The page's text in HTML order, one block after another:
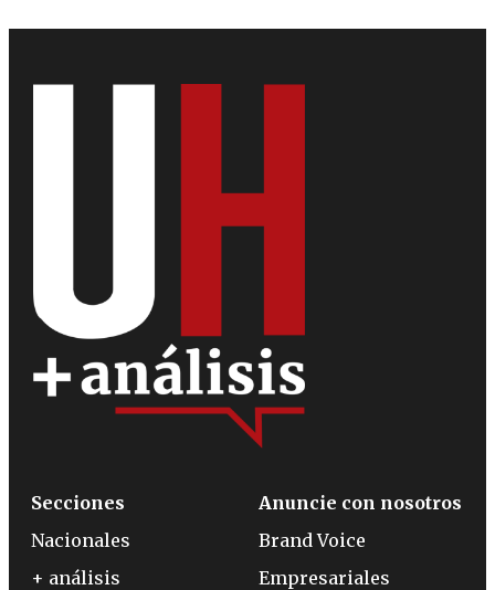
Secciones
Nacionales
+ análisis
Anuncie con nosotros
Brand Voice
Empresariales